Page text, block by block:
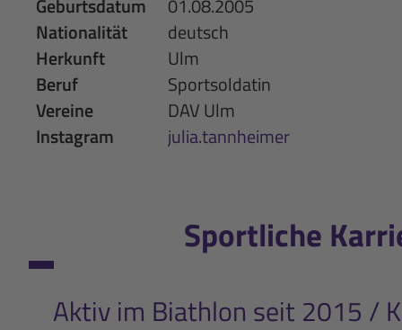
Geburtsdatum
01.08.2005
Nationalität
deutsch
Herkunft
Ulm
Beruf
Sportsoldatin
Vereine
DAV Ulm
Instagram
julia.tannheimer
Sportliche
Aktiv im Biathlon seit 2015 /